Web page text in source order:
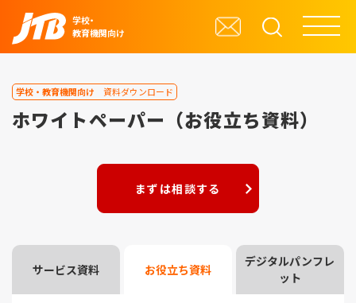
学校・
教育機関向け
学校・教育機関向け 資料ダウンロード
ホワイトペーパー（お役立ち資料）
まずは相談する
サービス資料 お役立ち資料
デジタルパンフレ
ット